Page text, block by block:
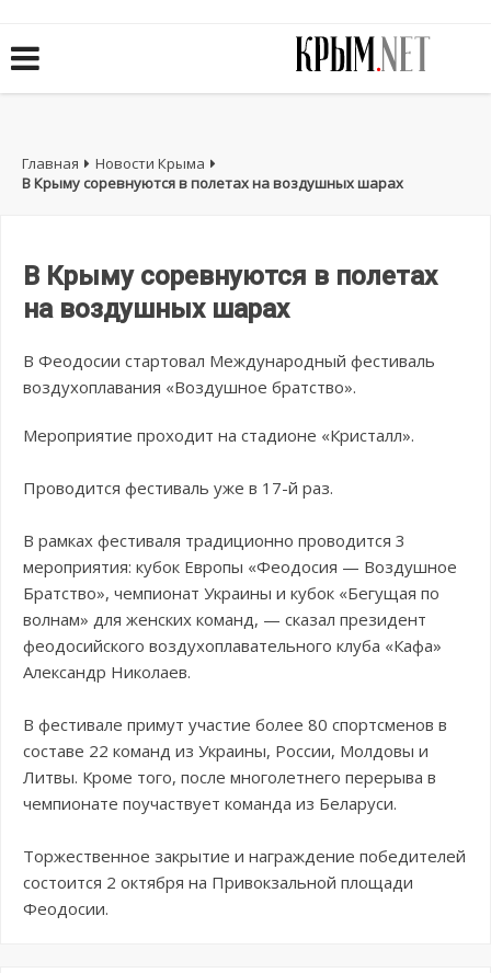
Главная
Новости Крыма
В Крыму соревнуются в полетах на воздушных шарах
В Крыму соревнуются в полетах
на воздушных шарах
В Феодосии стартовал Международный фестиваль
воздухоплавания «Воздушное братство».
Мероприятие проходит на стадионе «Кристалл».
Проводится фестиваль уже в 17-й раз.
В рамках фестиваля традиционно проводится 3
мероприятия: кубок Европы «Феодосия — Воздушное
Братство», чемпионат Украины и кубок «Бегущая по
волнам» для женских команд, — сказал президент
феодосийского воздухоплавательного клуба «Кафа»
Александр Николаев.
В фестивале примут участие более 80 спортсменов в
составе 22 команд из Украины, России, Молдовы и
Литвы. Кроме того, после многолетнего перерыва в
чемпионате поучаствует команда из Беларуси.
Торжественное закрытие и награждение победителей
состоится 2 октября на Привокзальной площади
Феодосии.